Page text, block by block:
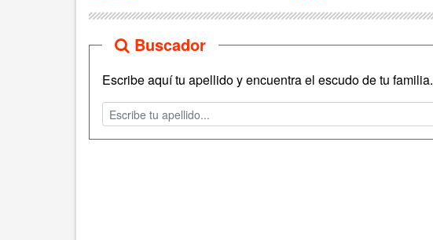
Buscador
Escribe aquí tu apellido y encuentra el escudo de tu familia.